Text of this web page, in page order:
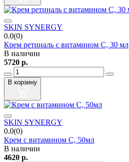
SKIN SYNERGY
0.0(0)
Крем ретиналь с витамином C, 30 мл
В наличии
5720 р.
В корзину
SKIN SYNERGY
0.0(0)
Крем с витамином С, 50мл
В наличии
4620 р.